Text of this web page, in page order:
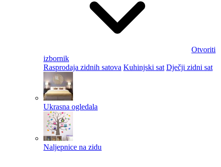
Otvoriti
izbornik
Rasprodaja zidnih satova Kuhinjski sat Dječji zidni sat
Ukrasna ogledala
Naljepnice na zidu